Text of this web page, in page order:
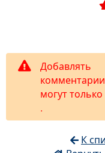
Добавлять
комментарии
могут только
.
К